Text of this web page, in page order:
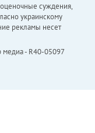
оценочные суждения,
украинскому
рекламы несет
медиа - R40-05097